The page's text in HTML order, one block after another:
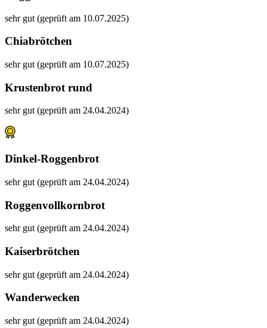
sehr gut (geprüft am 10.07.2025)
Chiabrötchen
sehr gut (geprüft am 10.07.2025)
Krustenbrot rund
sehr gut (geprüft am 24.04.2024)
Dinkel-Roggenbrot
sehr gut (geprüft am 24.04.2024)
Roggenvollkornbrot
sehr gut (geprüft am 24.04.2024)
Kaiserbrötchen
sehr gut (geprüft am 24.04.2024)
Wanderwecken
sehr gut (geprüft am 24.04.2024)